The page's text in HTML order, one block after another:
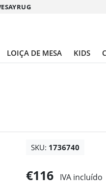
LOIÇA DE MESA KIDS
SKU: 1736740
€116 IVA incluído